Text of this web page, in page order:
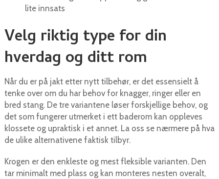
lite innsats
Velg riktig type for din
hverdag og ditt rom
Når du er på jakt etter nytt tilbehør, er det essensielt å
tenke over om du har behov for knagger, ringer eller en
bred stang. De tre variantene løser forskjellige behov, og
det som fungerer utmerket i ett baderom kan oppleves
klossete og upraktisk i et annet. La oss se nærmere på hva
de ulike alternativene faktisk tilbyr.
Krogen er den enkleste og mest fleksible varianten. Den
tar minimalt med plass og kan monteres nesten overalt,